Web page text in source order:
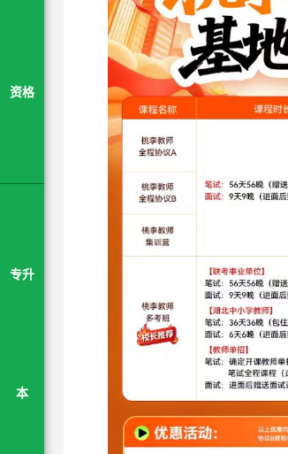
资格
专升
本